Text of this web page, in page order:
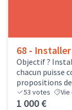
68 -
Objectif ?
chacun puisse
propositions
53 votes
1 000 €